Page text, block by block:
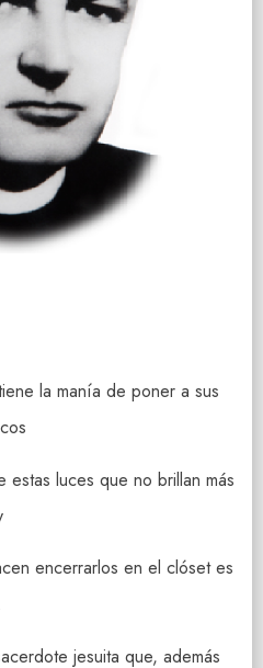
la manía de poner a sus
luces que no brillan más
encerrarlos en el clóset es
jesuita que, además